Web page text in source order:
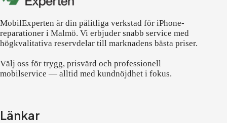
MobilExperten är din pålitliga verkstad för iPhone-
reparationer i Malmö. Vi erbjuder snabb service med
högkvalitativa reservdelar till marknadens bästa priser.
Välj oss för trygg, prisvärd och professionell
mobilservice — alltid med kundnöjdhet i fokus.
Länkar